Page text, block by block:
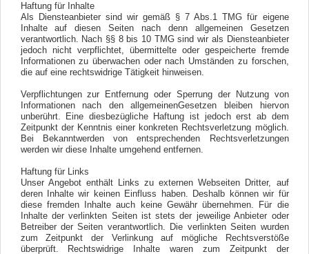
Haftung für Inhalte
Als Diensteanbieter sind wir gemäß § 7 Abs.1 TMG für eigene
Inhalte auf diesen Seiten nach denn allgemeinen Gesetzen
verantwortlich. Nach §§ 8 bis 10 TMG sind wir als Diensteanbieter
jedoch nicht verpflichtet, übermittelte oder gespeicherte fremde
Informationen zu überwachen oder nach Umständen zu forschen,
die auf eine rechtswidrige Tätigkeit hinweisen.
Verpflichtungen zur Entfernung oder Sperrung der Nutzung von
Informationen nach den allgemeinenGesetzen bleiben hiervon
unberührt. Eine diesbezügliche Haftung ist jedoch erst ab dem
Zeitpunkt der Kenntnis einer konkreten Rechtsverletzung möglich.
Bei Bekanntwerden von entsprechenden Rechtsverletzungen
werden wir diese Inhalte umgehend entfernen.
Haftung für Links
Unser Angebot enthält Links zu externen Webseiten Dritter, auf
deren Inhalte wir keinen Einfluss haben. Deshalb können wir für
diese fremden Inhalte auch keine Gewähr übernehmen. Für die
Inhalte der verlinkten Seiten ist stets der jeweilige Anbieter oder
Betreiber der Seiten verantwortlich. Die verlinkten Seiten wurden
zum Zeitpunkt der Verlinkung auf mögliche Rechtsverstöße
überprüft. Rechtswidrige Inhalte waren zum Zeitpunkt der